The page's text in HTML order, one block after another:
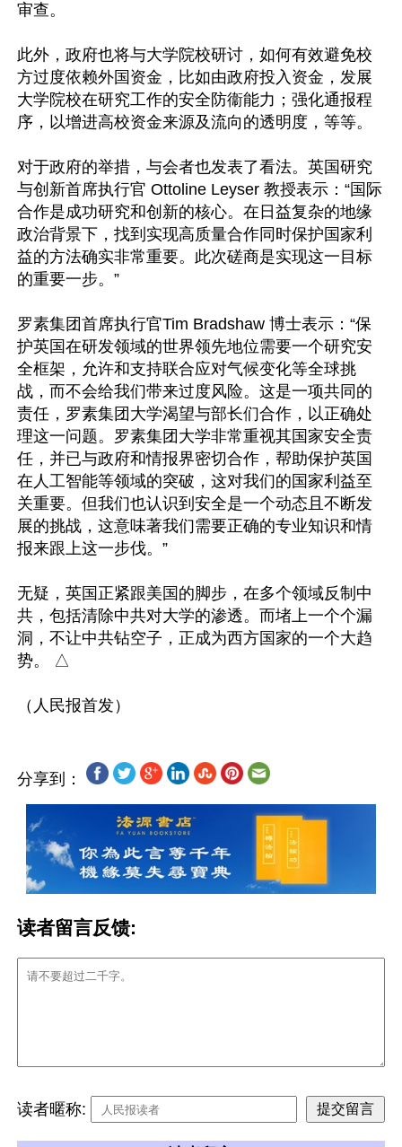
审查。
此外，政府也将与大学院校研讨，如何有效避免校
方过度依赖外国资金，比如由政府投入资金，发展
大学院校在研究工作的安全防衞能力；强化通报程
序，以增进高校资金来源及流向的透明度，等等。
对于政府的举措，与会者也发表了看法。英国研究
与创新首席执行官 Ottoline Leyser 教授表示：“国际
合作是成功研究和创新的核心。在日益复杂的地缘
政治背景下，找到实现高质量合作同时保护国家利
益的方法确实非常重要。此次磋商是实现这一目标
的重要一步。”
罗素集团首席执行官Tim Bradshaw 博士表示：“保
护英国在研发领域的世界领先地位需要一个研究安
全框架，允许和支持联合应对气候变化等全球挑
战，而不会给我们带来过度风险。这是一项共同的
责任，罗素集团大学渴望与部长们合作，以正确处
理这一问题。罗素集团大学非常重视其国家安全责
任，并已与政府和情报界密切合作，帮助保护英国
在人工智能等领域的突破，这对我们的国家利益至
关重要。但我们也认识到安全是一个动态且不断发
展的挑战，这意味著我们需要正确的专业知识和情
报来跟上这一步伐。”
无疑，英国正紧跟美国的脚步，在多个领域反制中
共，包括清除中共对大学的渗透。而堵上一个个漏
洞，不让中共钻空子，正成为西方国家的一个大趋
势。 △
分享到：
读者留言反馈:
读者暱称: